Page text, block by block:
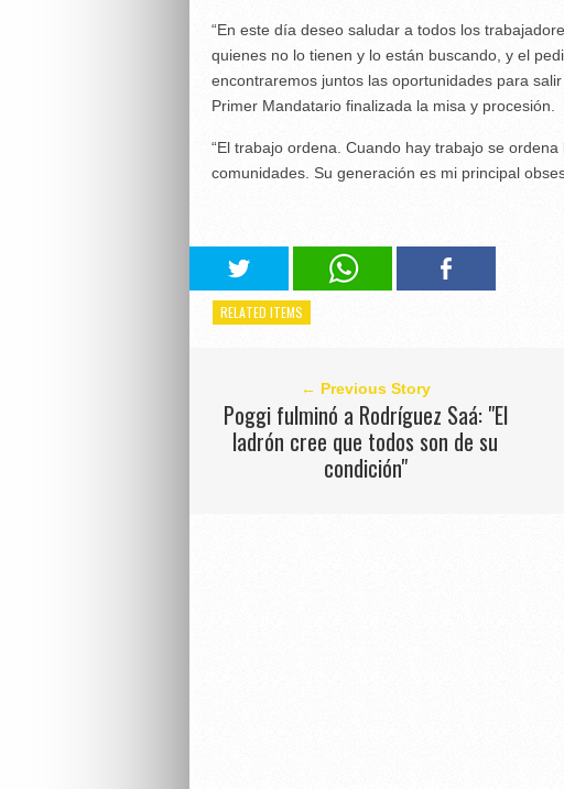
“En este día deseo saludar a todos los
quienes no lo tienen y lo están buscando, y el
encontraremos juntos las oportunidades para
Primer Mandatario finalizada la misa y procesión.
“El trabajo ordena. Cuando hay trabajo se
comunidades. Su generación es mi principal
RELATED ITEMS
← Previous Story
Poggi fulminó a Rodríguez Saá: "El
ladrón cree que todos son de su
condición"